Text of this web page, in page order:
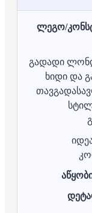
ლეგო/
გადადი
ხიდი და